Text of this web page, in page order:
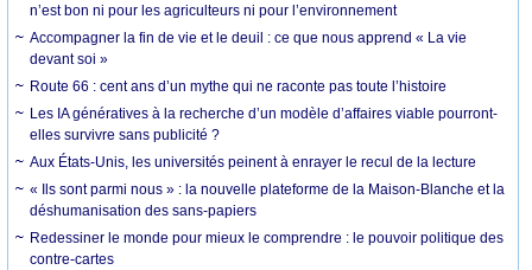
n’est bon ni pour les agriculteurs ni pour l’environnement
Accompagner la fin de vie et le deuil : ce que nous apprend « La vie
devant soi »
Route 66 : cent ans d’un mythe qui ne raconte pas toute l’histoire
Les IA génératives à la recherche d’un modèle d’affaires viable pourront-
elles survivre sans publicité ?
Aux États-Unis, les universités peinent à enrayer le recul de la lecture
« Ils sont parmi nous » : la nouvelle plateforme de la Maison-Blanche et la
déshumanisation des sans-papiers
Redessiner le monde pour mieux le comprendre : le pouvoir politique des
contre-cartes